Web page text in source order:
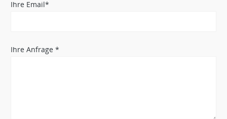
Ihre Email*
Ihre Anfrage *